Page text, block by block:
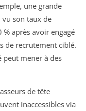
une grande
son taux de
après avoir engagé
de recrutement ciblé.
peut mener à des
de tête
inaccessibles via